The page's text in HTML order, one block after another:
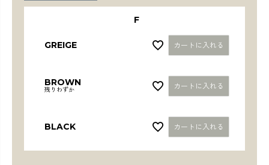
F
GREIGE カートに入れる
BROWN
残りわずか カートに入れる
BLACK カートに入れる